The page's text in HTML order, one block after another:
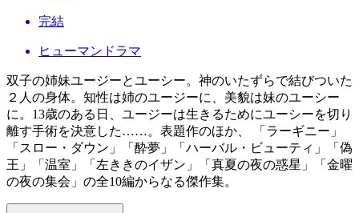
完結
ヒューマンドラマ
双子の姉妹ユージーとユーシー。神のいたずらで結びついた
２人の身体。知性は姉のユージーに、美貌は妹のユーシー
に。13歳のある日、ユージーは生きるためにユーシーを切り
離す手術を決意した……。表題作のほか、 「ラーギニー」
「スロー・ダウン」「酔夢」「ハーバル・ビューティ」「偽
王」「温室」「左ききのイザン」「真夏の夜の惑星」「金曜
の夜の集会」の全10編からなる傑作集。